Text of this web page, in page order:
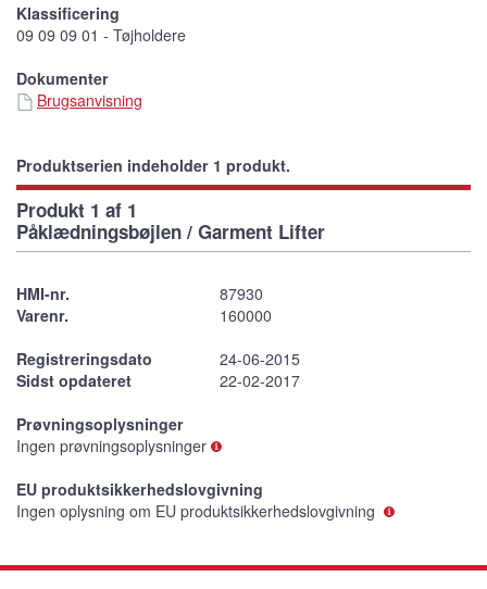
Klassificering
09 09 09 01 - Tøjholdere
Dokumenter
Brugsanvisning
Produktserien indeholder 1 produkt.
Produkt 1 af 1
Påklædningsbøjlen / Garment Lifter
HMI-nr.
87930
Varenr.
160000
Registreringsdato
24-06-2015
Sidst opdateret
22-02-2017
Prøvningsoplysninger
Ingen prøvningsoplysninger
EU produktsikkerhedslovgivning
Ingen oplysning om EU produktsikkerhedslovgivning